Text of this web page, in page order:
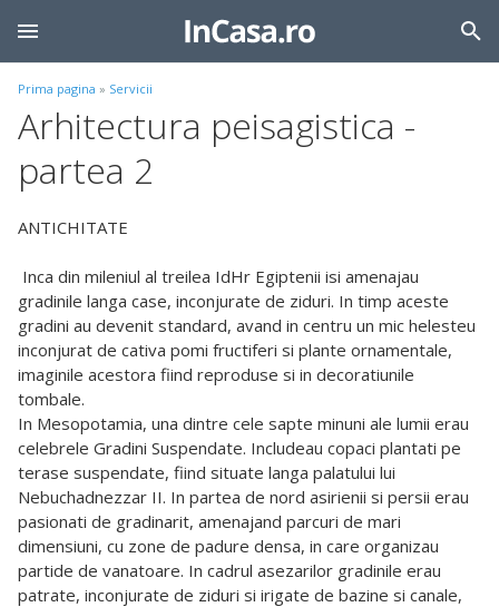
Prima pagina » Servicii
Arhitectura peisagistica -
partea 2
ANTICHITATE
Inca din mileniul al treilea IdHr Egiptenii isi amenajau
gradinile langa case, inconjurate de ziduri. In timp aceste
gradini au devenit standard, avand in centru un mic helesteu
inconjurat de cativa pomi fructiferi si plante ornamentale,
imaginile acestora fiind reproduse si in decoratiunile
tombale.
In Mesopotamia, una dintre cele sapte minuni ale lumii erau
celebrele Gradini Suspendate. Includeau copaci plantati pe
terase suspendate, fiind situate langa palatului lui
Nebuchadnezzar II. In partea de nord asirienii si persii erau
pasionati de gradinarit, amenajand parcuri de mari
dimensiuni, cu zone de padure densa, in care organizau
partide de vanatoare. In cadrul asezarilor gradinile erau
patrate, inconjurate de ziduri si irigate de bazine si canale,